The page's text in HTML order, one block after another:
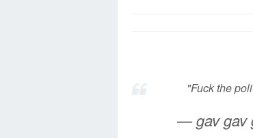
"Fuck the
— gav gav